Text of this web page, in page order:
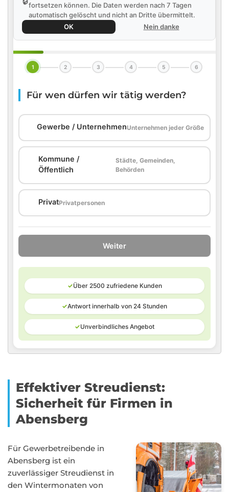
fortsetzen können. Die Daten werden nach 7 Tagen
automatisch gelöscht und nicht an Dritte übermittelt.
OK
Nein danke
1 2 3 4 5 6
Für wen dürfen wir tätig werden?
Gewerbe / UnternehmenUnternehmen jeder Größe
Kommune /
Öffentlich
Städte, Gemeinden,
Behörden
PrivatPrivatpersonen
Weiter
✓Über 2500 zufriedene Kunden
✓Antwort innerhalb von 24 Stunden
✓Unverbindliches Angebot
Effektiver Streudienst:
Sicherheit für Firmen in
Abensberg
Für Gewerbetreibende in
Abensberg ist ein
zuverlässiger Streudienst in
den Wintermonaten von